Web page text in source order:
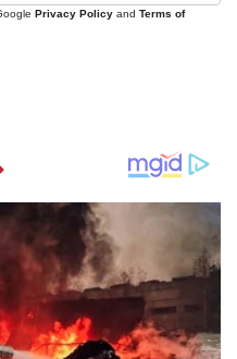
Giá vàng
Privacy Policy and Terms of